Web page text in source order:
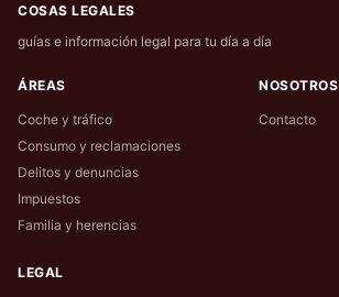
COSAS LEGALES
guías e información legal para tu día a día
ÁREAS
Coche y tráfico
Consumo y reclamaciones
Delitos y denuncias
Impuestos
Familia y herencias
NOSOTROS
Contacto
LEGAL